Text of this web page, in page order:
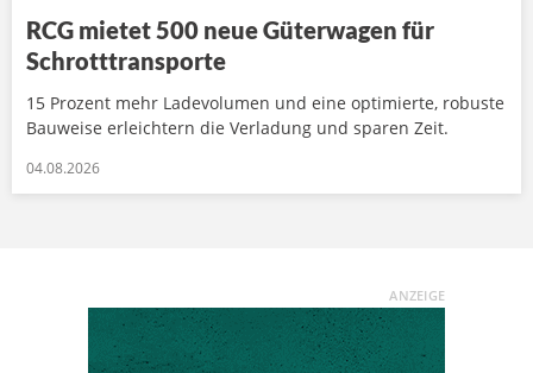
RCG mietet 500 neue Güterwagen für
Schrotttransporte
15 Prozent mehr Ladevolumen und eine optimierte, robuste
Bauweise erleichtern die Verladung und sparen Zeit.
04.08.2026
ANZEIGE